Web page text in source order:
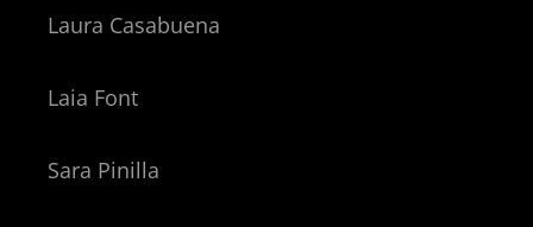
Laura Casabuena
Laia Font
Sara Pinilla